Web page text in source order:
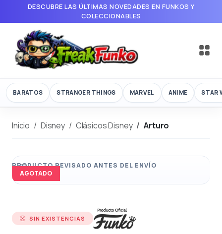
DESCUBRE LAS ÚLTIMAS NOVEDADES EN FUNKOS Y
COLECCIONABLES
BARATOS STRANGER THINGS MARVEL ANIME STAR
Inicio Disney Clásicos Disney Arturo
AGOTADO
SIN EXISTENCIAS